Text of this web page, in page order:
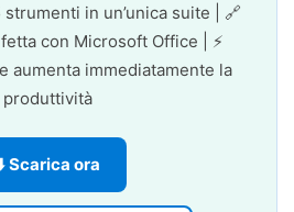
in un’unica suite | 🔗
con Microsoft Office | ⚡
aumenta immediatamente la
produttività
Scarica ora